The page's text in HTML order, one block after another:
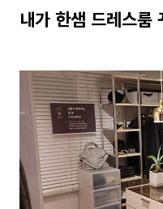
내가 한샘 드레스룸